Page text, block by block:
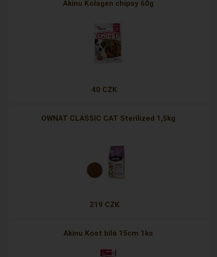
Akinu Kolagen chipsy 60g
40 CZK
OWNAT CLASSIC CAT Sterilized 1,5kg
219 CZK
Akinu Kost bílá 15cm 1ks